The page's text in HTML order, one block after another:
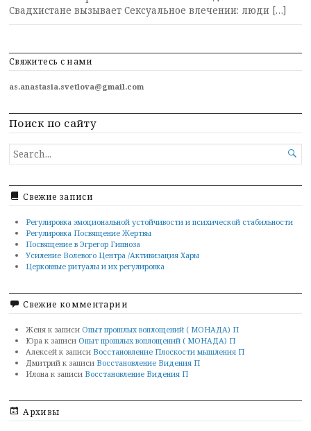
Свадхистане вызывает Сексуальное влечении: люди […]
Свяжитесь с нами
as.anastasia.svetlova@gmail.com
Поиск по сайту
SEARCH
FOR...

Свежие записи
Регулировка эмоциональной устойчивости и психической стабильности
Регулировка Посвящение Жертвы
Посвящение в Эгрегор Гипноза
Усиление Волевого Центра /Активизация Хары
Церковные ритуалы и их регулировка
Свежие комментарии
Женя к записи Опыт прошлых воплощений ( МОНАДА) П
Юра к записи Опыт прошлых воплощений ( МОНАДА) П
Алексей к записи Восстановление Плоскости мышления П
Дмитрий к записи Восстановление Видения П
Илона к записи Восстановление Видения П
Архивы